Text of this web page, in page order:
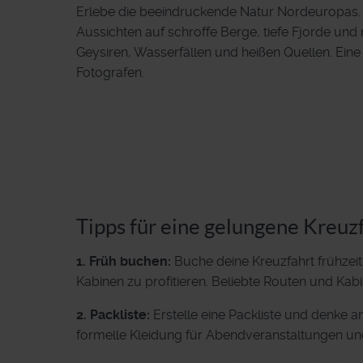
Erlebe die beeindruckende Natur
Aussichten auf schroffe Berge, tiefe Fjorde und
Geysiren, Wasserfällen und heißen Quellen.
Fotografen.
Tipps für eine gelungene
1. Früh buchen: Buche deine Kreuzfahrt
Kabinen zu profitieren. Beliebte Routen und
2. Packliste: Erstelle eine Packliste und denke
formelle Kleidung für Abendveranstaltungen